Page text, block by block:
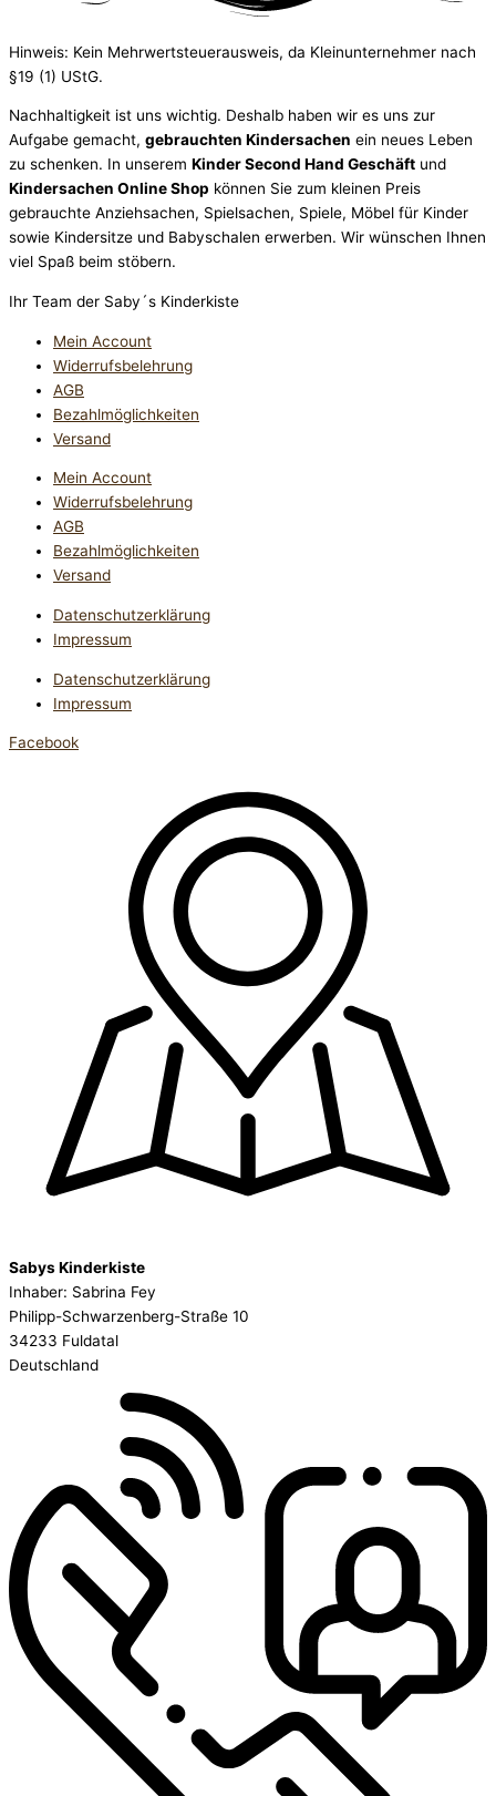
Hinweis: Kein Mehrwertsteuerausweis, da Kleinunternehmer nach
§19 (1) UStG.
Nachhaltigkeit ist uns wichtig. Deshalb haben wir es uns zur
Aufgabe gemacht, gebrauchten Kindersachen ein neues Leben
zu schenken. In unserem Kinder Second Hand Geschäft und
Kindersachen Online Shop können Sie zum kleinen Preis
gebrauchte Anziehsachen, Spiel­sachen, Spiele, Möbel für Kinder
sowie Kindersitze und Babyschalen erwerben. Wir wünschen Ihnen
viel Spaß beim stöbern.
Ihr Team der Saby´s Kinderkiste
Mein Account
Widerrufsbelehrung
AGB
Bezahlmöglichkeiten
Versand
Mein Account
Widerrufsbelehrung
AGB
Bezahlmöglichkeiten
Versand
Datenschutzerklärung
Impressum
Datenschutzerklärung
Impressum
Facebook
Sabys Kinderkiste
Inhaber: Sabrina Fey
Philipp-Schwarzenberg-Straße 10
34233 Fuldatal
Deutschland